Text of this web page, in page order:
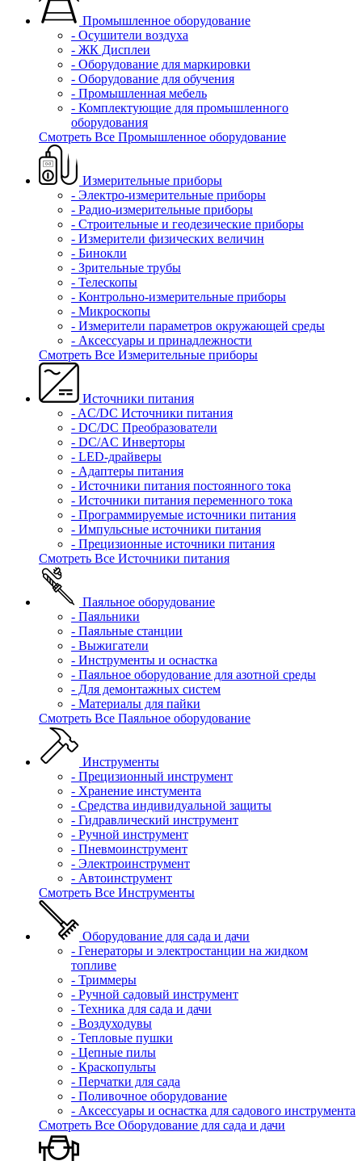
Промышленное оборудование
- Осушители воздуха
- ЖК Дисплеи
- Оборудование для маркировки
- Оборудование для обучения
- Промышленная мебель
- Комплектующие для промышленного
оборудования
Смотреть Все Промышленное оборудование
Измерительные приборы
- Электро-измерительные приборы
- Радио-измерительные приборы
- Строительные и геодезические приборы
- Измерители физических величин
- Бинокли
- Зрительные трубы
- Телескопы
- Контрольно-измерительные приборы
- Микроскопы
- Измерители параметров окружающей среды
- Аксессуары и принадлежности
Смотреть Все Измерительные приборы
Источники питания
- AC/DC Источники питания
- DC/DC Преобразователи
- DC/AC Инверторы
- LED-драйверы
- Адаптеры питания
- Источники питания постоянного тока
- Источники питания переменного тока
- Программируемые источники питания
- Импульсные источники питания
- Прецизионные источники питания
Смотреть Все Источники питания
Паяльное оборудование
- Паяльники
- Паяльные станции
- Выжигатели
- Инструменты и оснастка
- Паяльное оборудование для азотной среды
- Для демонтажных систем
- Материалы для пайки
Смотреть Все Паяльное оборудование
Инструменты
- Прецизионный инструмент
- Хранение инстумента
- Средства индивидуальной защиты
- Гидравлический инструмент
- Ручной инструмент
- Пневмоинструмент
- Электроинструмент
- Автоинструмент
Смотреть Все Инструменты
Оборудование для сада и дачи
- Генераторы и электростанции на жидком
топливе
- Триммеры
- Ручной садовый инструмент
- Техника для сада и дачи
- Воздуходувы
- Тепловые пушки
- Цепные пилы
- Краскопульты
- Перчатки для сада
- Поливочное оборудование
- Аксессуары и оснастка для садового инструмента
Смотреть Все Оборудование для сада и дачи